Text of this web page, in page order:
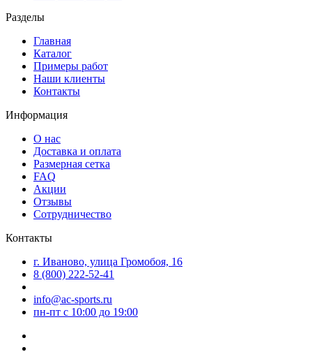
Разделы
Главная
Каталог
Примеры работ
Наши клиенты
Контакты
Информация
О нас
Доставка и оплата
Размерная сетка
FAQ
Акции
Отзывы
Сотрудничество
Контакты
г. Иваново, улица Громобоя, 16
8 (800) 222-52-41
info@ac-sports.ru
пн-пт c 10:00 до 19:00